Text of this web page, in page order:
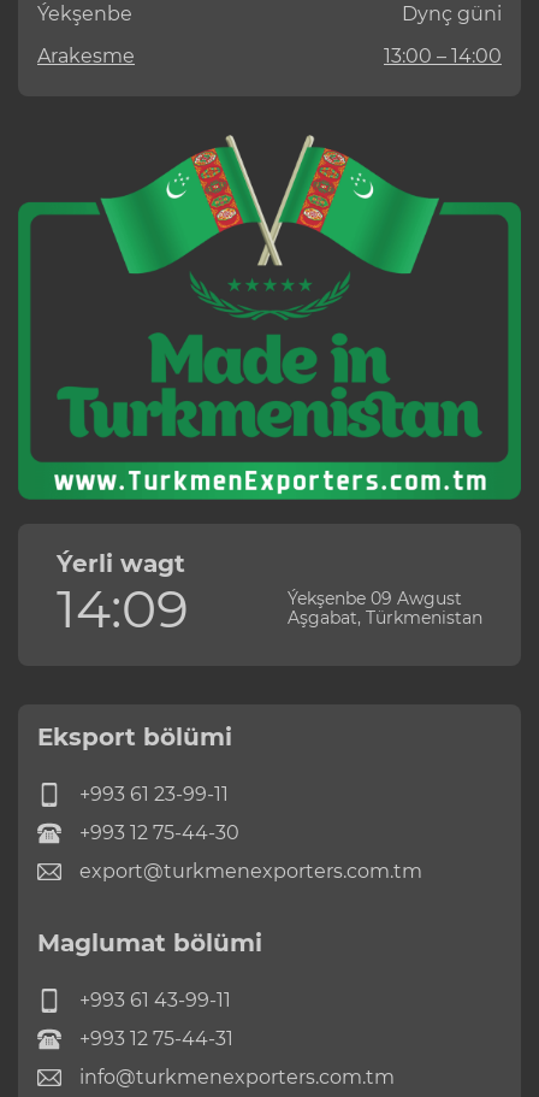
Ýekşenbe
Dynç güni
Arakesme
13:00 – 14:00
Ýerli wagt
14:09
Ýekşenbe 09 Awgust
Aşgabat, Türkmenistan
Eksport bölümi
+993 61 23-99-11
+993 12 75-44-30
export@turkmenexporters.com.tm
Maglumat bölümi
+993 61 43-99-11
+993 12 75-44-31
info@turkmenexporters.com.tm